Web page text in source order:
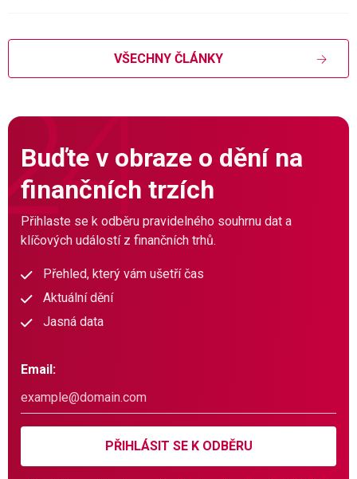
VŠECHNY ČLÁNKY
Buďte v obraze o dění na
finančních trzích
Přihlaste se k odběru pravidelného souhrnu dat a
klíčových událostí z finančních trhů.
Přehled, který vám ušetří čas
Aktuální dění
Jasná data
Email:
PŘIHLÁSIT SE K ODBĚRU